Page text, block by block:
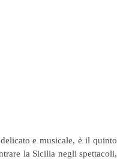
e musicale, è il quinto
la Sicilia negli spettacoli,